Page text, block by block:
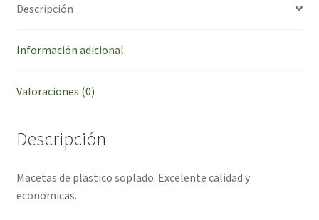
Descripción
Información adicional
Valoraciones (0)
Descripción
Macetas de plastico soplado. Excelente calidad y
economicas.